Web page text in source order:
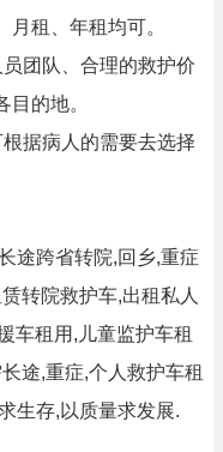
租、年租均可。
团队、合理的救护价
的地。
据病人的需要去选择
途跨省转院,回乡,重症
转院救护车,出租私人
车租用,儿童监护车租
途,重症,个人救护车租
生存,以质量求发展.